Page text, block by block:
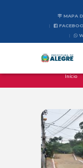
MAPA
Início